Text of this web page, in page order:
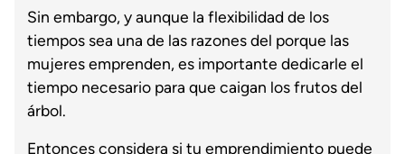
Sin embargo, y aunque la flexibilidad de los
tiempos sea una de las razones del porque las
mujeres emprenden, es importante dedicarle el
tiempo necesario para que caigan los frutos del
árbol.
Entonces considera si tu emprendimiento puede